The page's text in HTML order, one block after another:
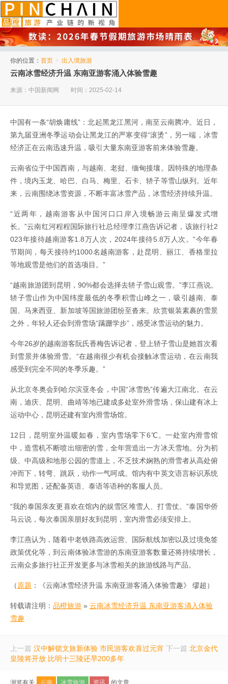
你的位置： 首页 > 出入境旅游
云南冰雪经济升温 东南亚游客涌入体验雪趣
来源：中国新闻网 时间：2025-02-14
中国有一条“胡焕庸线”：北起黑龙江黑河，南至云南腾冲。近日，
第九届亚洲冬季运动会让黑龙江的严寒变得“滚烫”，另一端，冰雪
经济正在云南迅速升温，吸引大量东南亚游客前来体验雪趣。
云南省位于中国西南，与越南、老挝、缅甸接壤。因特殊的地理条
件，境内玉龙、哈巴、白马、梅里、石卡、轿子等雪山纵列。近年
来，云南围绕冰雪资源，不断丰富冰雪产品，冰雪经济持续升温。
“近两年，越南游客从中国河口口岸入境畅游云南呈爆发式增
长。”云南红河程程国际旅行社总经理李江燕告诉记者，该旅行社2
023年接待越南游客1.8万人次，2024年接待5.8万人次。“今年春
节期间，每天接待约1000名越南游客，赴昆明、丽江、香格里拉
等地观雪是他们的首选项目。”
“越南旅游团到昆明，90%都会选择去轿子雪山观雪。”李江燕说。
轿子雪山作为中国纬度最低的冬季积雪山峰之一，吸引越南、泰
国、马来西亚、新加坡等国旅游团纷至沓来。欣赏银装素裹的雪景
之外，年轻人还会到滑雪场“蹒跚学步”，感受冰雪运动的魅力。
今年26岁的越南游客阮氏香梅告诉记者，登上轿子雪山是她首次看
到雪景并体验滑雪。“在越南很少有机会接触冰雪运动，在云南我
感受到完全不同的冬季乐趣。”
从北京冬奥会到哈尔滨亚冬会，中国“冰雪热”传遍大江南北。在云
南，迪庆、昆明、曲靖等地已建成多处室外滑雪场，保山建有冰上
运动中心，昆明还建有室内滑雪场馆。
12日，昆明室外温暖如春，室内雪场零下6℃。一处室内滑雪馆
中，造雪机不断喷出细密的雪，全年营造出一方冰天雪地。分为初
级、中高级和地形公园的雪道上，不乏技术娴熟的滑雪者从高处俯
冲而下，转弯、跳跃，动作一气呵成。馆内有中英文语言标识系统
和导览图，还配备英语、泰语等语种的客服人员。
“我的泰国亲友更喜欢在馆内的娱雪区堆雪人、打雪仗。”泰国华侨
马云说，每次泰国亲朋好友到昆明，室内滑雪必须安排上。
李江燕认为，随着中老铁路高效运营、国际航线加密以及过境免签
政策优化等，到云南体验冰雪游的东南亚游客数量还将持续增长，
云南众多旅行社正开发更多与冰雪相关的旅游线路与产品。
（原题 ：《云南冰雪经济升温 东南亚游客涌入体验雪趣》 缪超）
转载请注明： 品橙旅游 » 云南冰雪经济升温 东南亚游客涌入体验
雪趣
上一篇 汉中解锁文旅新体验 市民游客欢喜过元宵 下一篇 北京金代
皇陵将开放 比明十三陵还早200多年